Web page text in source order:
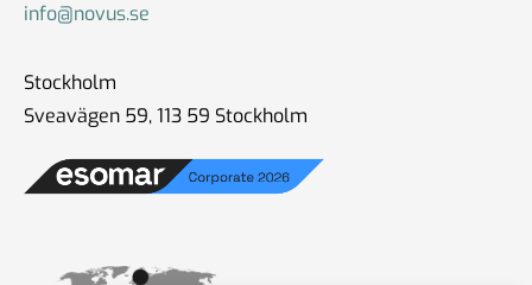
info@novus.se
Stockholm
Sveavägen 59, 113 59 Stockholm